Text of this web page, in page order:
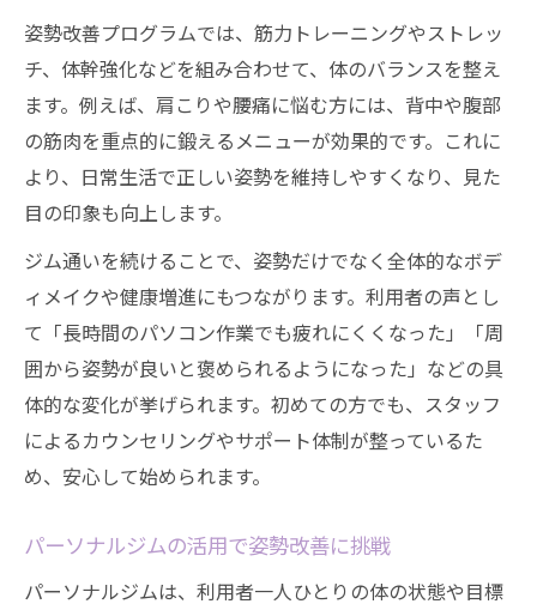
姿勢改善プログラムでは、筋力トレーニングやストレッ
チ、体幹強化などを組み合わせて、体のバランスを整え
ます。例えば、肩こりや腰痛に悩む方には、背中や腹部
の筋肉を重点的に鍛えるメニューが効果的です。これに
より、日常生活で正しい姿勢を維持しやすくなり、見た
目の印象も向上します。
ジム通いを続けることで、姿勢だけでなく全体的なボデ
ィメイクや健康増進にもつながります。利用者の声とし
て「長時間のパソコン作業でも疲れにくくなった」「周
囲から姿勢が良いと褒められるようになった」などの具
体的な変化が挙げられます。初めての方でも、スタッフ
によるカウンセリングやサポート体制が整っているた
め、安心して始められます。
パーソナルジムの活用で姿勢改善に挑戦
パーソナルジムは、利用者一人ひとりの体の状態や目標